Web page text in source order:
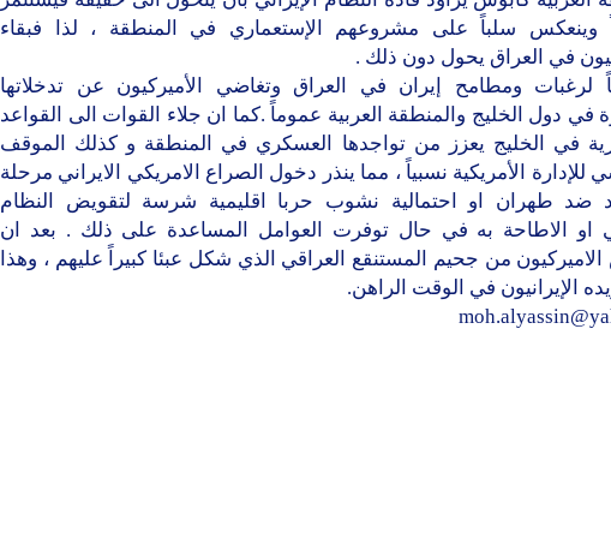
وينعكس سلباً على مشروعهم الإستعماري في المنطقة ، لذا فبقاء
في العراق يحول دون ذلك .
لرغبات ومطامح إيران في العراق وتغاضي الأميركيون عن تدخلاتها
في دول الخليج والمنطقة العربية عموماً .كما ان جلاء القوات الى القواعد
في الخليج يعزز من تواجدها العسكري في المنطقة و كذلك الموقف
للإدارة الأمريكية نسبياً ، مما ينذر دخول الصراع الامريكي الايراني مرحلة
ضد طهران او احتمالية نشوب حربا اقليمية شرسة لتقويض النظام
او الاطاحة به في حال توفرت العوامل المساعدة على ذلك . بعد ان
من جحيم المستنقع العراقي الذي شكل عبئا كبيراً عليهم ، وهذا
الإيرانيون في الوقت الراهن.